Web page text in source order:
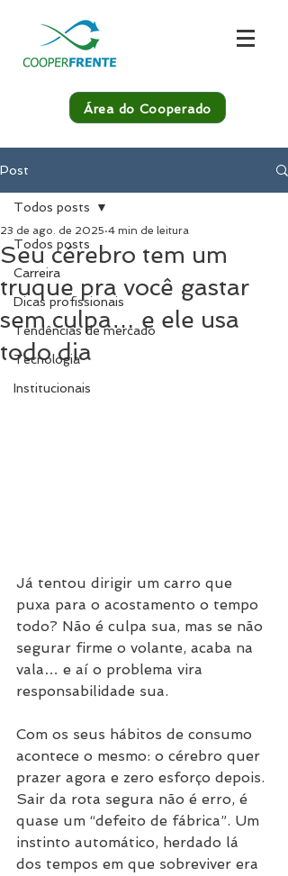
Área do Cooperado
Post
Todos posts
Carreira
Dicas profissionais
Tendências de mercado
Tecnologia
Institucionais
Todos posts
Seu cérebro tem um
truque pra você gastar
sem culpa… e ele usa
todo dia
23 de ago. de 2025 4 min de leitura
Já tentou dirigir um carro que
puxa para o acostamento o tempo
todo? Não é culpa sua, mas se não
segurar firme o volante, acaba na
vala… e aí o problema vira
responsabilidade sua.
Com os seus hábitos de consumo
acontece o mesmo: o cérebro quer
prazer agora e zero esforço depois.
Sair da rota segura não é erro, é
quase um “defeito de fábrica”. Um
instinto automático, herdado lá
dos tempos em que sobreviver era